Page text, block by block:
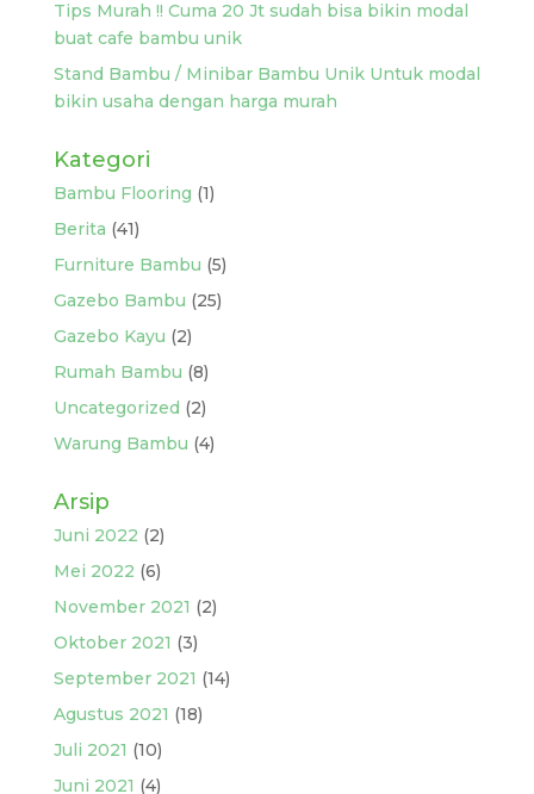
Tips Murah !! Cuma 20 Jt sudah bisa bikin modal
buat cafe bambu unik
Stand Bambu / Minibar Bambu Unik Untuk modal
bikin usaha dengan harga murah
Kategori
Bambu Flooring (1)
Berita (41)
Furniture Bambu (5)
Gazebo Bambu (25)
Gazebo Kayu (2)
Rumah Bambu (8)
Uncategorized (2)
Warung Bambu (4)
Arsip
Juni 2022 (2)
Mei 2022 (6)
November 2021 (2)
Oktober 2021 (3)
September 2021 (14)
Agustus 2021 (18)
Juli 2021 (10)
Juni 2021 (4)